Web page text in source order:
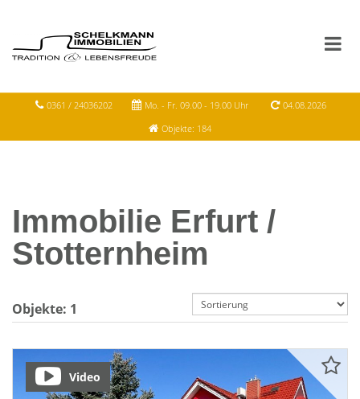
0361 / 24036202 Mo. - Fr. 09.00 - 19.00 Uhr
04.08.2026
Objekte: 184
Immobilie Erfurt /
Stotternheim
Objekte: 1
Video